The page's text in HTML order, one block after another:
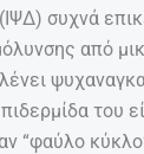
συχνά
από
του
“φαύλο